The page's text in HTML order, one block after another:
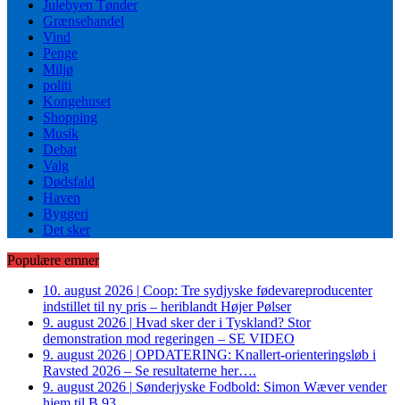
Julebyen Tønder
Grænsehandel
Vind
Penge
Miljø
politi
Kongehuset
Shopping
Musik
Debat
Valg
Dødsfald
Haven
Byggeri
Det sker
Populære emner
10. august 2026 | Coop: Tre sydjyske fødevareproducenter
indstillet til ny pris – heriblandt Højer Pølser
9. august 2026 | Hvad sker der i Tyskland? Stor
demonstration mod regeringen – SE VIDEO
9. august 2026 | OPDATERING: Knallert-orienteringsløb i
Ravsted 2026 – Se resultaterne her….
9. august 2026 | Sønderjyske Fodbold: Simon Wæver vender